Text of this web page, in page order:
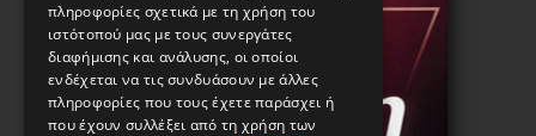
πληροφορίες σχετικά με τη χρήση του
ιστότοπού μας με τους συνεργάτες
διαφήμισης και ανάλυσης, οι οποίοι
ενδέχεται να τις συνδυάσουν με άλλες
πληροφορίες που τους έχετε παράσχει ή
που έχουν συλλέξει από τη χρήση των